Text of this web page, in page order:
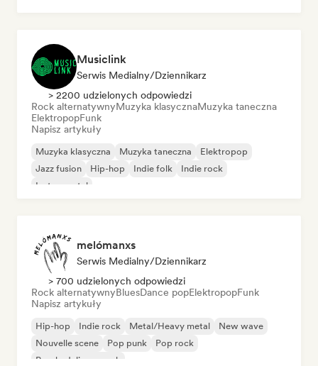
Musiclink
Serwis Medialny/Dziennikarz
> 2200 udzielonych odpowiedzi
Rock alternatywnyMuzyka klasycznaMuzyka taneczna
ElektropopFunk
Napisz artykuły
Muzyka klasyczna Muzyka taneczna
Elektropop
Jazz fusion
Hip-hop Indie folk
Indie rock
Instrumental
melómanxs
Serwis Medialny/Dziennikarz
> 700 udzielonych odpowiedzi
Rock alternatywnyBluesDance popElektropopFunk
Napisz artykuły
Hip-hop Indie rock Metal/Heavy metal
New wave
Nouvelle scene
Pop punk
Pop rock
Psychedeliczny rock